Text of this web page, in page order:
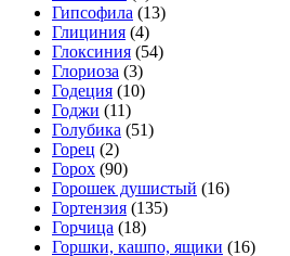
Гипсофила (13)
Глициния (4)
Глоксиния (54)
Глориоза (3)
Годеция (10)
Годжи (11)
Голубика (51)
Горец (2)
Горох (90)
Горошек душистый (16)
Гортензия (135)
Горчица (18)
Горшки, кашпо, ящики (16)